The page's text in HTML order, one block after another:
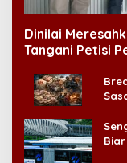
Dinilai
Tangani Petisi